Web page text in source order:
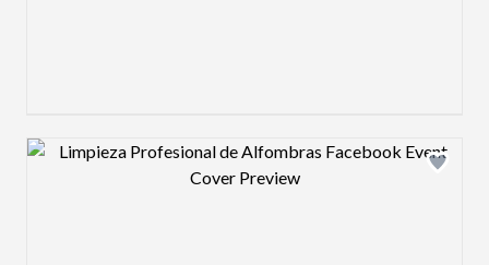
Design preview image